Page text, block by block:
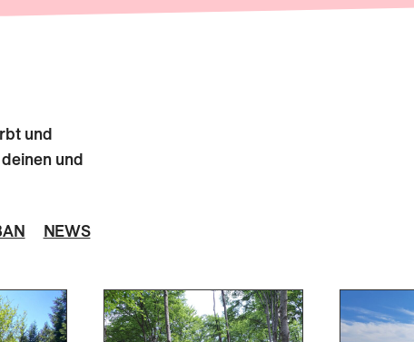
und
und
NEWS